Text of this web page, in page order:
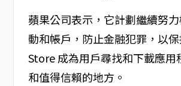
蘋果公司表示，它計劃繼續努
動和帳戶，防止金融犯罪，以
Store 成為用戶尋找和下載應用
和值得信賴的地方。